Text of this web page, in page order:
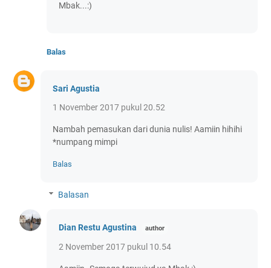
Mbak...:)
Balas
Sari Agustia
1 November 2017 pukul 20.52
Nambah pemasukan dari dunia nulis! Aamiin hihihi
*numpang mimpi
Balas
Balasan
Dian Restu Agustina
2 November 2017 pukul 10.54